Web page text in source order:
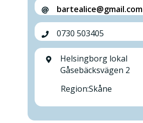
bartealice@gmail.com
0730 503405
Helsingborg lokal
Gåsebäcksvägen 2
Region:Skåne